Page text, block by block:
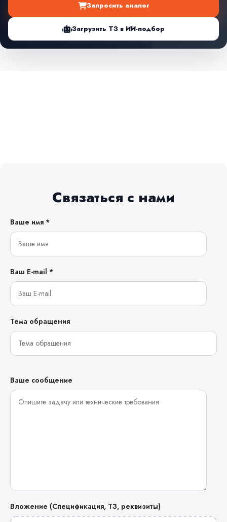
Запросить аналог
Загрузить ТЗ в ИИ-подбор
Связаться с нами
Ваше имя *
Ваш E-mail *
Тема обращения
Ваше сообщение
Вложение (Спецификация, ТЗ, реквизиты)